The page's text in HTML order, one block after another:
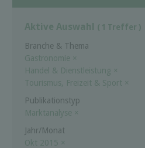
Aktive Auswahl ( 1 Treffer )
Branche & Thema
Gastronomie ×
Handel & Dienstleistung ×
Tourismus, Freizeit & Sport ×
Publikationstyp
Marktanalyse ×
Jahr/Monat
Okt 2015 ×